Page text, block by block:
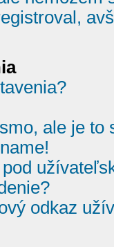
ale je to
odkaz